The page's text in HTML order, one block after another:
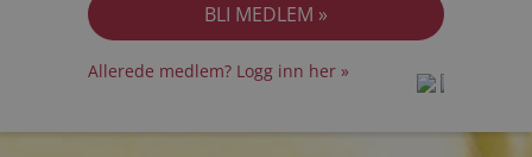
Allerede medlem? Logg inn her »